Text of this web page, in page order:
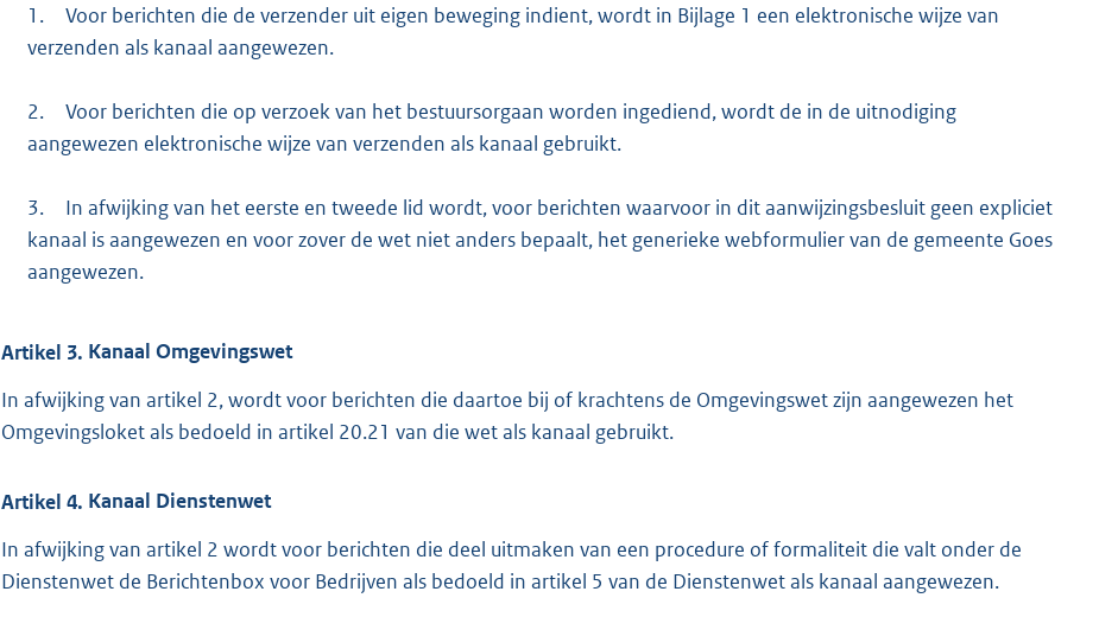
1.
Voor berichten die de verzender uit eigen beweging indient, wordt in Bijlage 1 een elektronische wijze van
verzenden als kanaal aangewezen.
2.
Voor berichten die op verzoek van het bestuursorgaan worden ingediend, wordt de in de uitnodiging
aangewezen elektronische wijze van verzenden als kanaal gebruikt.
3.
In afwijking van het eerste en tweede lid wordt, voor berichten waarvoor in dit aanwijzingsbesluit geen expliciet
kanaal is aangewezen en voor zover de wet niet anders bepaalt, het generieke webformulier van de gemeente Goes
aangewezen.
Artikel 3. Kanaal Omgevingswet
In afwijking van artikel 2, wordt voor berichten die daartoe bij of krachtens de Omgevingswet zijn aangewezen het
Omgevingsloket als bedoeld in artikel 20.21 van die wet als kanaal gebruikt.
Artikel 4. Kanaal Dienstenwet
In afwijking van artikel 2 wordt voor berichten die deel uitmaken van een procedure of formaliteit die valt onder de
Dienstenwet de Berichtenbox voor Bedrijven als bedoeld in artikel 5 van de Dienstenwet als kanaal aangewezen.